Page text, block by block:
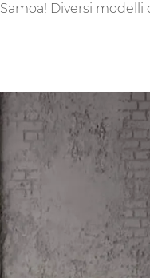
Diversi modelli